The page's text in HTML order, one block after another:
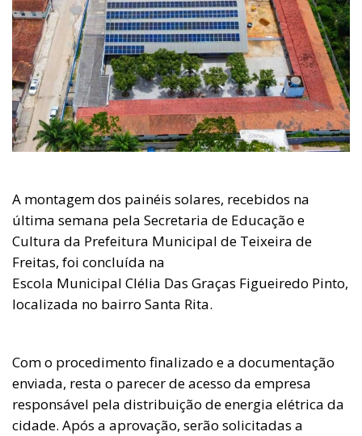
A montagem dos painéis solares, recebidos na
última semana pela Secretaria de Educação e
Cultura da Prefeitura Municipal de Teixeira de
Freitas, foi concluída na
Escola Municipal Clélia Das Graças Figueiredo Pinto,
localizada no bairro Santa Rita.
Com o procedimento finalizado e a documentação
enviada, resta o parecer de acesso da empresa
responsável pela distribuição de energia elétrica da
cidade. Após a aprovação, serão solicitadas a